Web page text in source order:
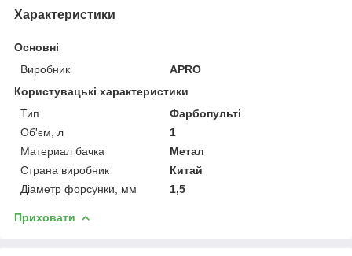
Характеристики
Основні
Виробник
APRO
Користувацькі характеристики
Тип
Фарбопульті
Об'єм, л
1
Материал бачка
Метал
Страна виробник
Китай
Діаметр форсунки, мм
1,5
Приховати